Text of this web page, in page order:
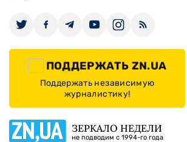
ПОДДЕРЖАТЬ ZN.UA
Поддержать независимую
журналистику!
ЗЕРКАЛО НЕДЕЛИ
не подводим с 1994-го года